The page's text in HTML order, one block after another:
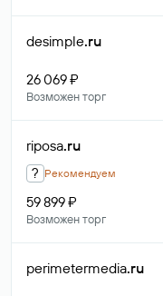
desimple.ru
26 069 ₽
Возможен торг
riposa.ru
? Рекомендуем
59 899 ₽
Возможен торг
perimetermedia.ru